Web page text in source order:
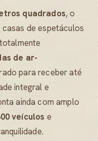
quadrados, o
de espetáculos
de ar-
para receber até
integral e
ainda com amplo
veículos e